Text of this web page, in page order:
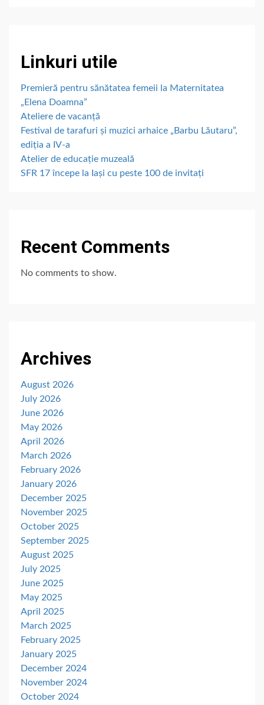
Linkuri utile
Premieră pentru sănătatea femeii la Maternitatea
„Elena Doamna”
Ateliere de vacanță
Festival de tarafuri și muzici arhaice „Barbu Lăutaru”,
ediția a IV-a
Atelier de educație muzeală
SFR 17 începe la Iași cu peste 100 de invitați
Recent Comments
No comments to show.
Archives
August 2026
July 2026
June 2026
May 2026
April 2026
March 2026
February 2026
January 2026
December 2025
November 2025
October 2025
September 2025
August 2025
July 2025
June 2025
May 2025
April 2025
March 2025
February 2025
January 2025
December 2024
November 2024
October 2024